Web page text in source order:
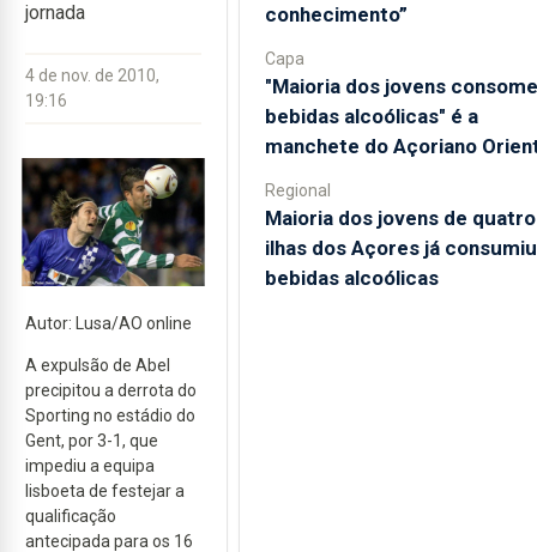
jornada
4 de nov. de 2010,
19:16
Autor: Lusa/AO online
A expulsão de Abel
precipitou a derrota do
Sporting no estádio do
Gent, por 3-1, que
impediu a equipa
lisboeta de festejar a
qualificação
antecipada para os 16
conhecimento”
Capa
"Maioria dos jovens consome
bebidas alcoólicas" é a
manchete do Açoriano
Regional
Maioria dos jovens de quatro
ilhas dos Açores já consumiu
bebidas alcoólicas